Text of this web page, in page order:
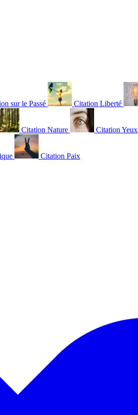
sur le Passé Citation Liberté
Citation Nature Citation Yeux
Citation Paix